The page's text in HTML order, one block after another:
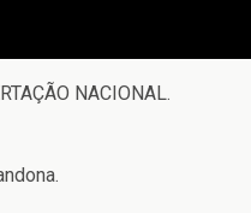
NACIONAL.